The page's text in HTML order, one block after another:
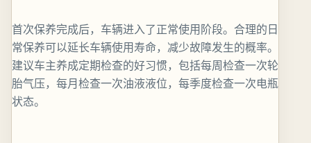
首次保养完成后，车辆进入了正常使用阶段。合理的日
常保养可以延长车辆使用寿命，减少故障发生的概率。
建议车主养成定期检查的好习惯，包括每周检查一次轮
胎气压，每月检查一次油液液位，每季度检查一次电瓶
状态。